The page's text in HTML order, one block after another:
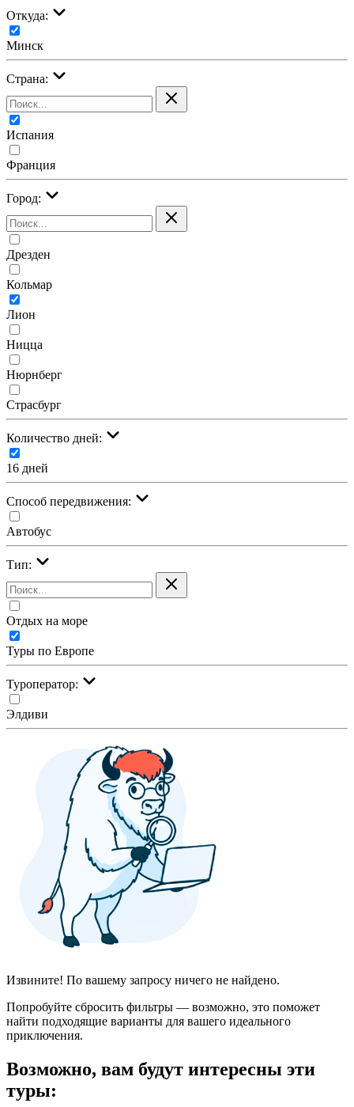
Откуда:
Минск
Страна:
Испания
Франция
Город:
Дрезден
Кольмар
Лион
Ницца
Нюрнберг
Страсбург
Количество дней:
16 дней
Cпособ передвижения:
Автобус
Тип:
Отдых на море
Туры по Европе
Туроператор:
Элдиви
Извините! По вашему запросу ничего не найдено.
Попробуйте сбросить фильтры — возможно, это поможет
найти подходящие варианты для вашего идеального
приключения.
Возможно, вам будут интересны эти
туры: